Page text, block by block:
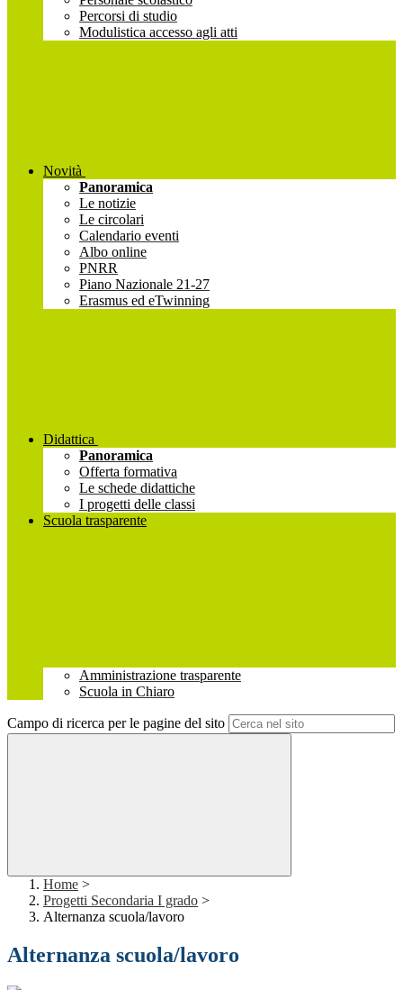
Percorsi di studio
Modulistica accesso agli atti
Novità
Panoramica
Le notizie
Le circolari
Calendario eventi
Albo online
PNRR
Piano Nazionale 21-27
Erasmus ed eTwinning
Didattica
Panoramica
Offerta formativa
Le schede didattiche
I progetti delle classi
Scuola trasparente
Amministrazione trasparente
Scuola in Chiaro
Campo di ricerca per le pagine del sito
Home >
Progetti Secondaria I grado >
Alternanza scuola/lavoro
Alternanza scuola/lavoro